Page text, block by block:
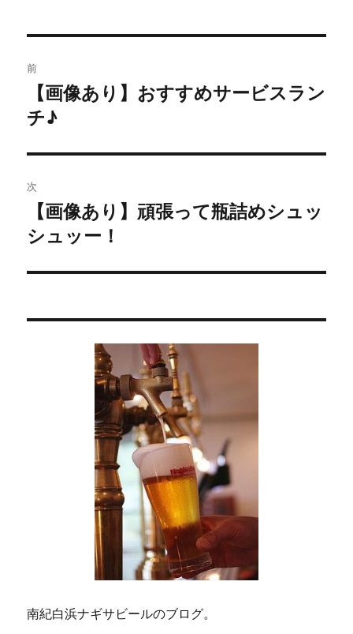
稿
ナ
ビ
ゲ
ー
シ
ン
前
去
投
稿:
【画像あり】おすすめサービスラン
チ♪
次
の
稿:
【画像あり】頑張って瓶詰めシュッ
シュッー！
南紀白浜ナギサビールのブログ。